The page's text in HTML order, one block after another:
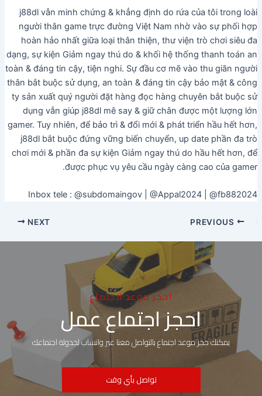
j88dl vẫn minh chứng & khẳng định do rứa của tôi trong loài
người thân game trực đường Việt Nam nhờ vào sự phối hợp
hoàn hảo nhất giữa loại thân thiện, thư viện trò chơi siêu đa
dạng, sự kiện Giảm ngay thú do & khối hệ thống thanh toán an
toàn & đáng tin cậy, tiện nghi. Sự đầu cơ mẽ vào thu giãn người
thân bắt buộc sử dụng, an toàn & đáng tin cậy bảo mật & công
ty sản xuất quý người đặt hàng đọc hàng chuyên bắt buộc sử
dụng vẫn giúp j88dl mê say & giữ chân được một lượng lớn
gamer. Tuy nhiên, để bảo trì & đổi mới & phát triển hầu hết hơn,
j88dl bắt buộc đứng vững biến chuyển, up date phần đa trò
chơi mới & phần đa sự kiện Giảm ngay thú do hầu hết hơn, để
được phục vụ yêu cầu ngày càng cao của gamer.
Inbox tele : @subdomaingov | @Appal2024 | @fb882024
NEXT
احجز موعد لاجتماع
احجز اجتماع عمل
يمكنك حجز موعد اجتماع بالتواصل معنا عبر واتساب لجدولة اجتماعك
تواصل بأي وقت